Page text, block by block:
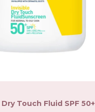
Touch Fluid SPF 50+